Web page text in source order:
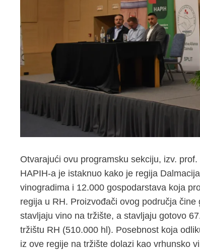
Otvarajući ovu programsku sekciju, izv.
HAPIH-a je istaknuo kako je regija
vinogradima i 12.000 gospodarstava koja
regija u RH. Proizvođači ovog područja
stavljaju vino na tržište, a stavljaju gotovo
tržištu RH (510.000 hl). Posebnost koja
iz ove regije na tržište dolazi kao vrhunsko